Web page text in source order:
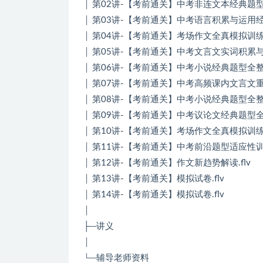
│ 第02讲-【考前通关】中考非连文本经典题
│ 第03讲-【考前通关】中考语言积累与运用
│ 第04讲-【考前通关】考场作文全真模拟训
│ 第05讲-【考前通关】中考文言文实词积累
│ 第06讲-【考前通关】中考小说经典题型全
│ 第07讲-【考前通关】中考高频课内文言文
│ 第08讲-【考前通关】中考小说经典题型全
│ 第09讲-【考前通关】中考议论文经典题型
│ 第10讲-【考前通关】考场作文全真模拟训
│ 第11讲-【考前通关】中考前沿题型适应性
│ 第12讲-【考前通关】作文新趋势解读.flv
│ 第13讲-【考前通关】模拟试卷.flv
│ 第14讲-【考前通关】模拟试卷.flv
├─讲义
└─辅导老师资料